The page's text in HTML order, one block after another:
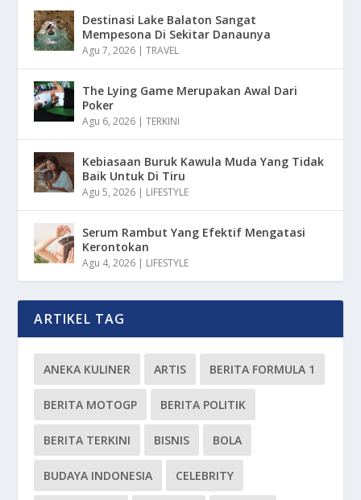
Destinasi Lake Balaton Sangat
Mempesona Di Sekitar Danaunya
Agu 7, 2026 |TRAVEL
The Lying Game Merupakan Awal Dari
Poker
Agu 6, 2026 |TERKINI
Kebiasaan Buruk Kawula Muda Yang Tidak
Baik Untuk Di Tiru
Agu 5, 2026 | LIFESTYLE
Serum Rambut Yang Efektif Mengatasi
Kerontokan
Agu 4, 2026 | LIFESTYLE
ARTIKEL TAG
ANEKA KULINER ARTIS BERITA FORMULA 1
BERITA MOTOGP BERITA POLITIK
BERITA TERKINI BISNIS BOLA
BUDAYA INDONESIA CELEBRITY